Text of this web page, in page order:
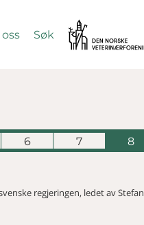
Søk
Vetnett
6 7 8
regjeringen, ledet av Stefan